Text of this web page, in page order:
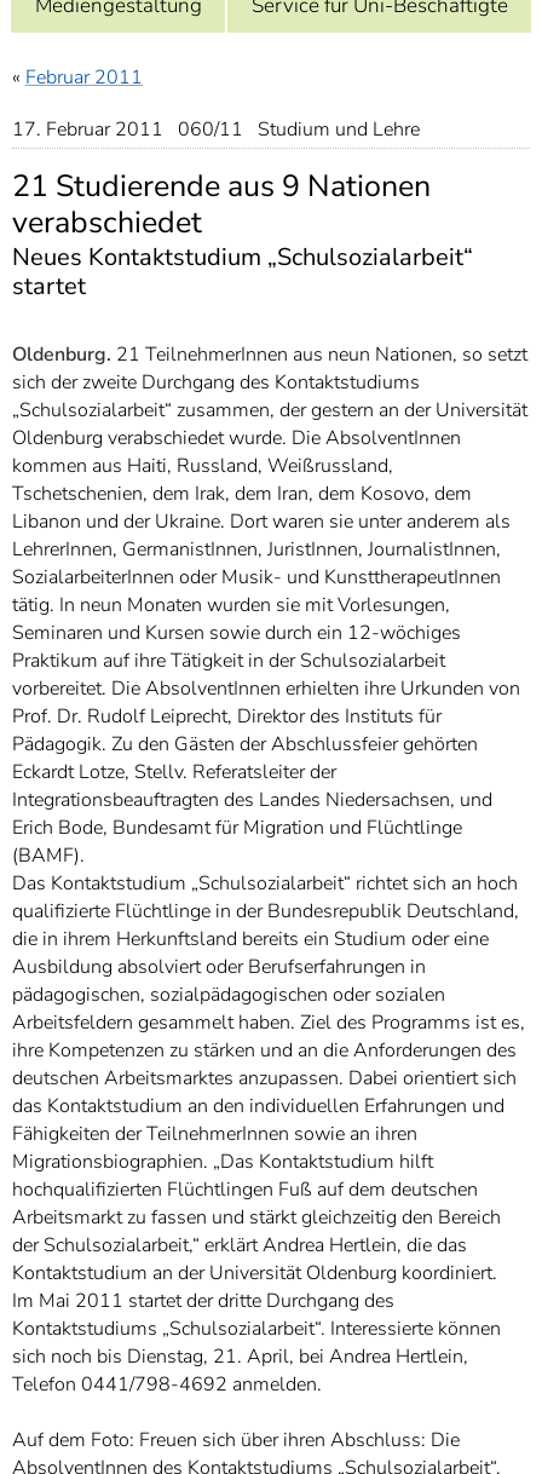
7]
Informationen zur
« Februar 2011
17. Februar 2011 060/11 Studium und Lehre
21 Studierende aus 9 Nationen
verabschiedet
Neues Kontaktstudium „Schulsozialarbeit“
startet
Oldenburg. 21 TeilnehmerInnen aus neun Nationen, so setzt
sich der zweite Durchgang des Kontaktstudiums
„Schulsozialarbeit“ zusammen, der gestern an der Universität
Oldenburg verabschiedet wurde. Die AbsolventInnen
kommen aus Haiti, Russland, Weißrussland,
Tschetschenien, dem Irak, dem Iran, dem Kosovo, dem
Libanon und der Ukraine. Dort waren sie unter anderem als
LehrerInnen, GermanistInnen, JuristInnen, JournalistInnen,
SozialarbeiterInnen oder Musik- und KunsttherapeutInnen
tätig. In neun Monaten wurden sie mit Vorlesungen,
Seminaren und Kursen sowie durch ein 12-wöchiges
Praktikum auf ihre Tätigkeit in der Schulsozialarbeit
vorbereitet. Die AbsolventInnen erhielten ihre Urkunden von
Prof. Dr. Rudolf Leiprecht, Direktor des Instituts für
Pädagogik. Zu den Gästen der Abschlussfeier gehörten
Eckardt Lotze, Stellv. Referatsleiter der
Integrationsbeauftragten des Landes Niedersachsen, und
Erich Bode, Bundesamt für Migration und Flüchtlinge
(BAMF).
Das Kontaktstudium „Schulsozialarbeit“ richtet sich an hoch
qualifizierte Flüchtlinge in der Bundesrepublik Deutschland,
die in ihrem Herkunftsland bereits ein Studium oder eine
Ausbildung absolviert oder Berufserfahrungen in
pädagogischen, sozialpädagogischen oder sozialen
Arbeitsfeldern gesammelt haben. Ziel des Programms ist es,
ihre Kompetenzen zu stärken und an die Anforderungen des
deutschen Arbeitsmarktes anzupassen. Dabei orientiert sich
das Kontaktstudium an den individuellen Erfahrungen und
Fähigkeiten der TeilnehmerInnen sowie an ihren
Migrationsbiographien. „Das Kontaktstudium hilft
hochqualifizierten Flüchtlingen Fuß auf dem deutschen
Arbeitsmarkt zu fassen und stärkt gleichzeitig den Bereich
der Schulsozialarbeit,“ erklärt Andrea Hertlein, die das
Kontaktstudium an der Universität Oldenburg koordiniert.
Im Mai 2011 startet der dritte Durchgang des
Kontaktstudiums „Schulsozialarbeit“. Interessierte können
sich noch bis Dienstag, 21. April, bei Andrea Hertlein,
Telefon 0441/798-4692 anmelden.
Auf dem Foto: Freuen sich über ihren Abschluss: Die
AbsolventInnen des Kontaktstudiums „Schulsozialarbeit“.